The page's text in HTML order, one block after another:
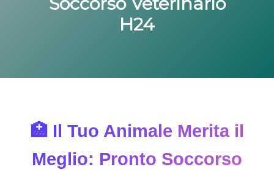
H24
🏥 Il Tuo Animale Merita il
Meglio: Pronto Soccorso